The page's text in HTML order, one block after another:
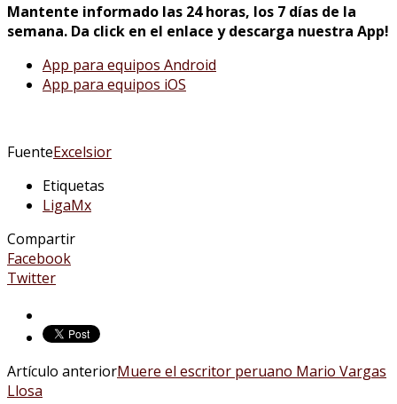
Mantente informado las 24 horas, los 7 días de la
semana. Da click en el enlace y descarga nuestra App!
App para equipos Android
App para equipos iOS
FuenteExcelsior
Etiquetas
LigaMx
Compartir
Facebook
Twitter
Artículo anteriorMuere el escritor peruano Mario Vargas
Llosa